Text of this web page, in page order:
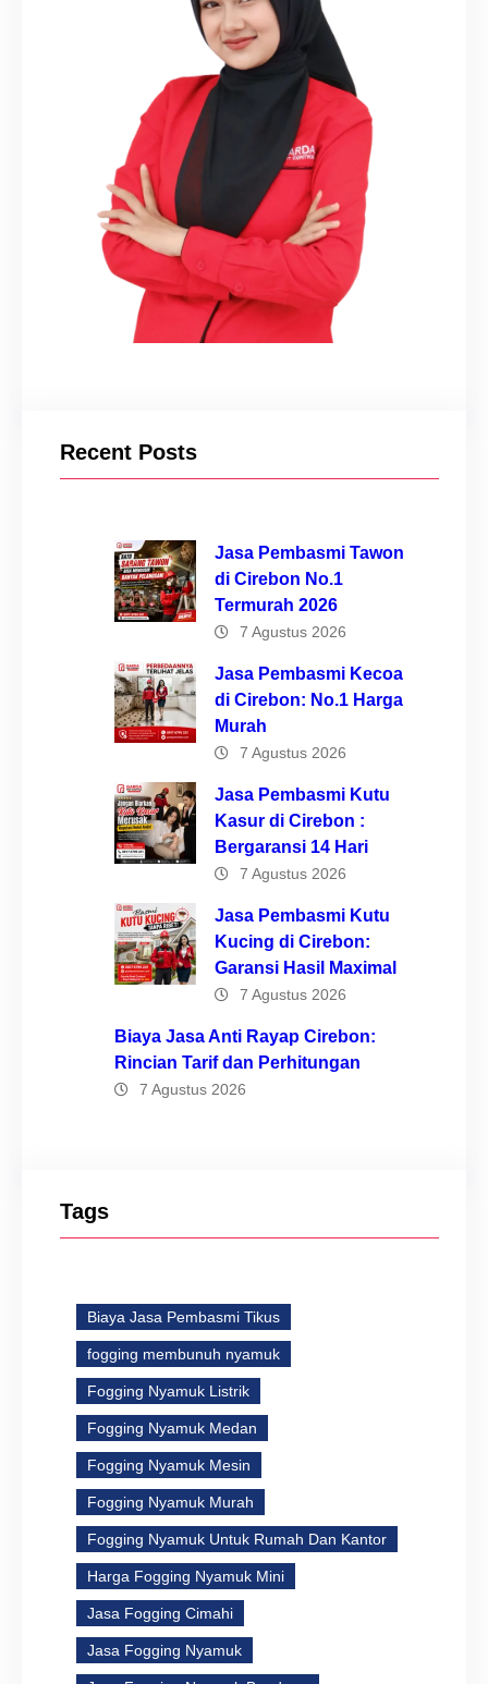
Recent Posts
Jasa Pembasmi Tawon
di Cirebon No.1
Termurah 2026
7 Agustus 2026
Jasa Pembasmi Kecoa
di Cirebon: No.1 Harga
Murah
7 Agustus 2026
Jasa Pembasmi Kutu
Kasur di Cirebon :
Bergaransi 14 Hari
7 Agustus 2026
Jasa Pembasmi Kutu
Kucing di Cirebon:
Garansi Hasil Maximal
7 Agustus 2026
Biaya Jasa Anti Rayap Cirebon:
Rincian Tarif dan Perhitungan
7 Agustus 2026
Tags
Biaya Jasa Pembasmi Tikus
fogging membunuh nyamuk
Fogging Nyamuk Listrik
Fogging Nyamuk Medan
Fogging Nyamuk Mesin
Fogging Nyamuk Murah
Fogging Nyamuk Untuk Rumah Dan Kantor
Harga Fogging Nyamuk Mini
Jasa Fogging Cimahi
Jasa Fogging Nyamuk